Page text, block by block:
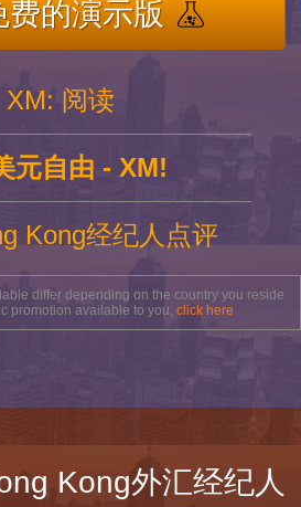
费的演示版
XM: 阅读
元自由 - XM!
Kong经纪人点评
differ depending on the country you reside
promotion available to you, click here
Kong外汇经纪人